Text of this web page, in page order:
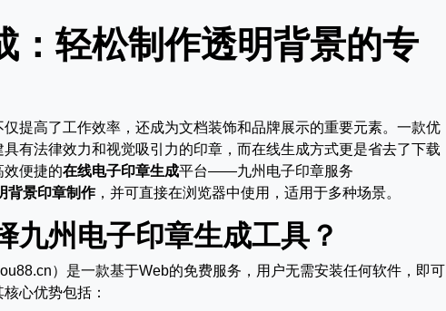
：轻松制作透明背景的专
提高了工作效率，还成为文档装饰和品牌展示的重要元素。一款优
有法律效力和视觉吸引力的印章，而在线生成方式更是省去了下载
效便捷的在线电子印章生成平台——九州电子印章服务
背景印章制作，并可直接在浏览器中使用，适用于多种场景。
九州电子印章生成工具？
）是一款基于Web的免费服务，用户无需安装任何软件，即可
心优势包括：